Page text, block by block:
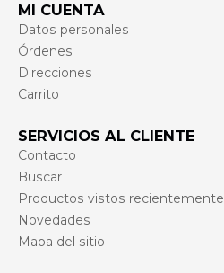
MI CUENTA
Datos personales
Órdenes
Direcciones
Carrito
SERVICIOS AL CLIENTE
Contacto
Buscar
Productos vistos recientemente
Novedades
Mapa del sitio